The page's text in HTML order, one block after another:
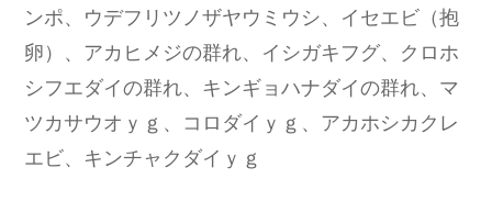
ンポ、ウデフリツノザヤウミウシ、イセエビ（抱
卵）、アカヒメジの群れ、イシガキフグ、クロホ
シフエダイの群れ、キンギョハナダイの群れ、マ
ツカサウオｙｇ、コロダイｙｇ、アカホシカクレ
エビ、キンチャクダイｙｇ